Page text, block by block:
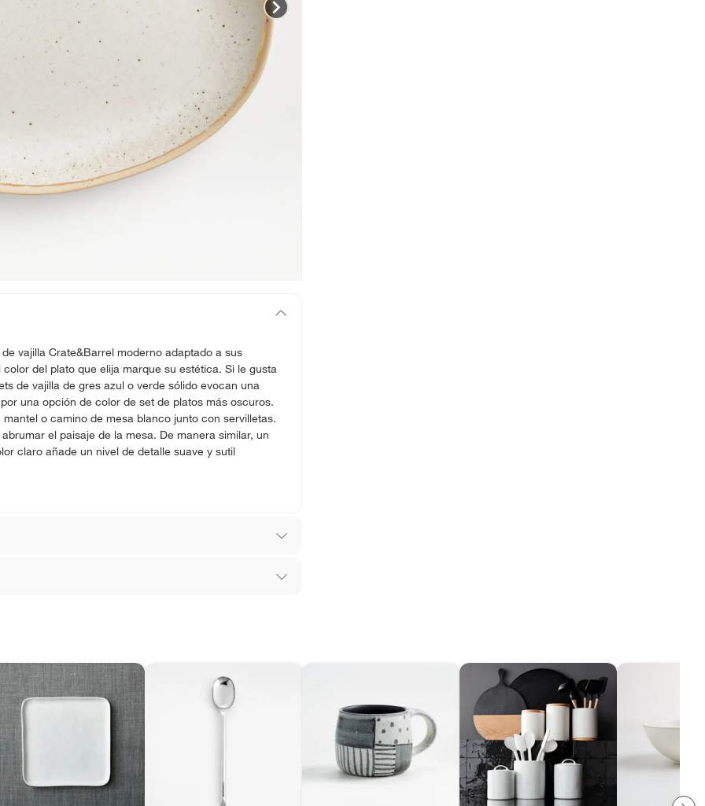
vajilla Crate&Barrel moderno adaptado a sus
del plato que elija marque su estética. Si le gusta
de vajilla de gres azul o verde sólido evocan una
una opción de color de set de platos más oscuros.
o camino de mesa blanco junto con servilletas.
el paisaje de la mesa. De manera similar, un
claro añade un nivel de detalle suave y sutil
diferentes, otras con restricciones y algunas
tienen:
productos para asfalto, hormigón, albañilería.
productos para asfalto.
tecnología, línea blanca, colchones, muebles,